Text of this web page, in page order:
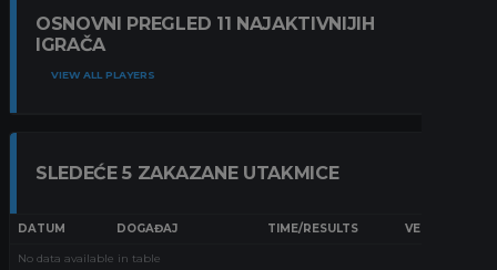
OSNOVNI PREGLED 11 NAJAKTIVNIJIH
IGRAČA
VIEW ALL PLAYERS
SLEDEĆE 5 ZAKAZANE UTAKMICE
DATUM DOGAĐAJ TIME/RESULTS VENUE
No data available in table